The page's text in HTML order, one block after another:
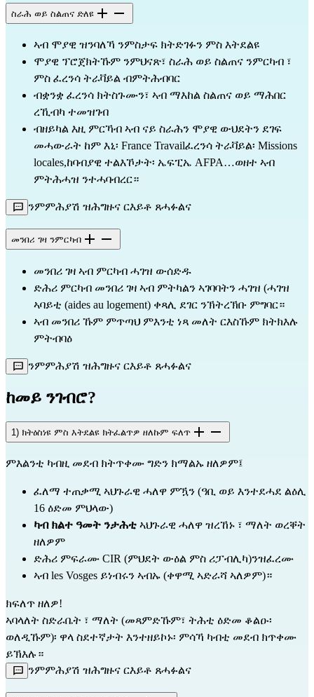
ስራሕ ወይ ስልጠና ድለዩ
ኣብ ሞያዊ ዝንባለኻ ንምስታፍ ክትድገፉን ምስ እትደልዩ
ሞያዊ ፕሮጀክትኹም ንምህናጽ፣ ስራሕ ወይ ስልጠና ንምርካብ ፣
ምስ ፈረንሳ ትራቫይል ብምትሕብባር
ብቋንቋ ፈረንሳ ክትስጉሙን፣ ኣብ ማእከል ስልጠና ወይ ማሕበር
ረኺብካ ተመዝገብ
ብዘይካል እዚ ምርኻብ ኣብ ናይ ስራሕን ሞያዊ ውህደትን ደገፍ
መሓውራት ከም እኒ፡ France Travailፈረንሳ ትራቫይል፡ Missions
locales,ከባብያዊ ተልእኾታት፡ ኤፍፒኤ AFPA…ወዘተ ኣብ
ምትሕሓዝ ንተሓባብረር።
ንምምሕያሽ ዝሕግዙና ርእይቶ ጸሓፉልና
መንበሪ ገዛ ንምርካብ
መንበሪ ገዛ ኣብ ምርካብ ሓገዝ ውሰድዱ
ድሕሪ ምርካብ መንበሪ ገዛ ኣብ ምትካልን ኣገባባትን ሓገዝ (ሓገዝ
ኣባይቲ (aides au logement) ቀጻሊ ደገር ንኽትረኽቡ ምግባር።
ኣብ መንበሪ ኹም ምጥጣህ ምእንቲ ነጻ መለት ርእስኹም ክትክእሉ
ምትብባዕ
ንምምሕያሽ ዝሕግዙና ርእይቶ ጸሓፉልና
ከመይ ንገብሮ?
1) ክትዕስነዩ ምስ እትደልዩ ክትፈልጥዎ ዘለኩም ፍለጥ
ምእልንቲ ካብዚ መደብ ክትጥቀሙ ግድን ክማልኡ ዘለዎም፤
ፈለማ ተጠቃሚ ኣህጉራዊ ሓለዋ ምዃን (ዓቢ ወይ እንተደሓደ ልዕሊ
16 ዕድመ ምህላው)
ካብ ክልተ ዓመት ንታሕቲ ኣህጉራዊ ሓለዋ ዝረኸኑ ፣ ማለት ወረቐት
ዘለዎም
ድሕሪ ምፍራሙ CIR (ምህደት ውዕል ምስ ሪፓብሊካ)ንዝፈረሙ
ኣብ les Vosges ይነብሩን ኣብኡ (ቀዋሚ ኣድራሻ ኣለዎም)።
ክፍለጥ ዘለዎ!
ኣባላለት ስድራቤት ፣ ማለት (መጻምድኹም፣ ትሕቲ ዕድመ ቆልዑ፡
ወለዲኹም)፡ ዋላ ስደተኛታት እንተዘይኮኑ፡ ምሳኻ ካብቲ መደብ ክጥቀሙ
ይኽእሉ።
ንምምሕያሽ ዝሕግዙና ርእይቶ ጸሓፉልና